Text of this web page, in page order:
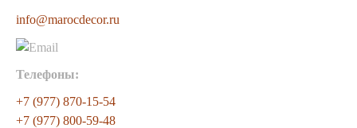
info@marocdecor.ru
Телефоны:
+7 (977) 870-15-54
+7 (977) 800-59-48